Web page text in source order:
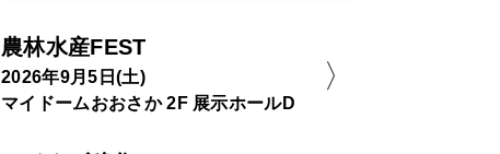
農林水産FEST
2026年9月5日(土)
マイドームおおさか 2F 展示ホールD